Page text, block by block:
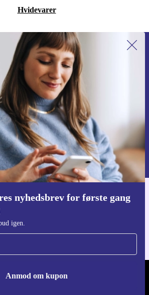
Hvidevarer
nyhedsbrev for første gang
igen.
Anmod om kupon
dig vores nyhedsbrev for
gang og spar 115 kr!
aldrig glip af et tilbud igen.
Anmod om kupon
omkring vores brug af personlig data i vores
Download refurbed appen
DANMARK - RETHINK NEW.